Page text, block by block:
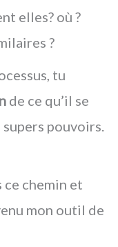
elles? où ?
?
tu
de ce qu’il se
pouvoirs.
ce chemin et
mon outil de